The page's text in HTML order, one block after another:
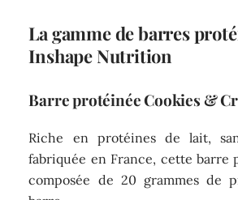
La gamme de barres
Inshape Nutrition
Barre protéinée Cookies &
Riche en protéines de lait,
fabriquée en France, cette barre
composée de 20 grammes de